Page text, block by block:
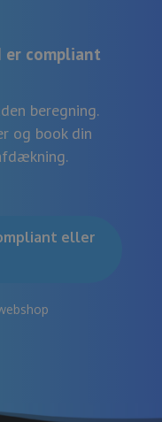
er compliant
beregning.
og book din
eller